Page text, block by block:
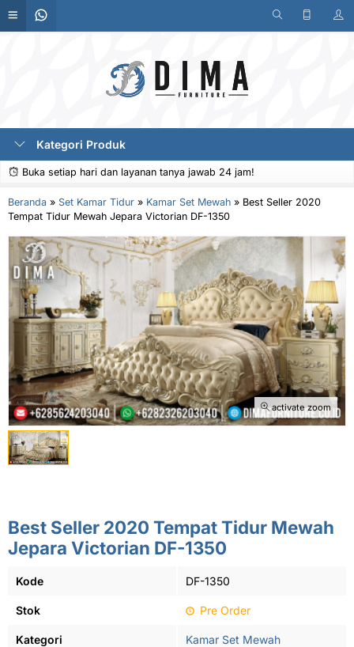
Kategori Produk
Buka setiap hari dan layanan tanya jawab 24 jam!
Beranda » Set Kamar Tidur » Kamar Set Mewah » Best Seller 2020
Tempat Tidur Mewah Jepara Victorian DF-1350
activate zoom
Best Seller 2020 Tempat Tidur Mewah
Jepara Victorian DF-1350
Kode DF-1350
Stok Pre Order
Kategori Kamar Set Mewah